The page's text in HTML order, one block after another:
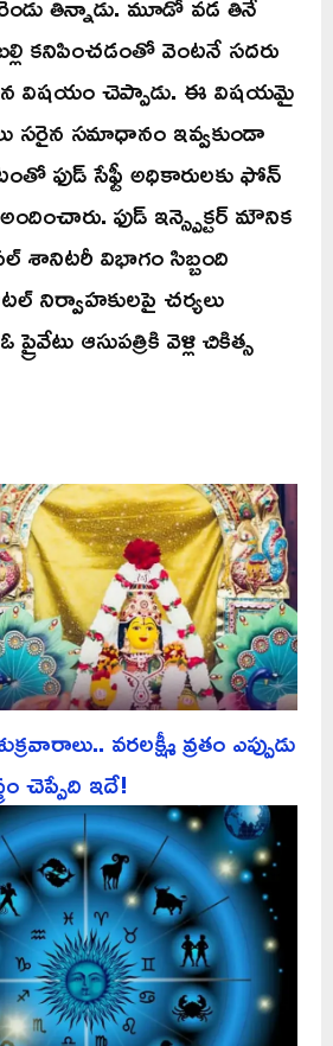
కనిపించడంతో వెంటనే సదరు
విషయం చెప్పాడు. ఈ విషయమై
సరైన సమాధానం ఇవ్వకుండా
ఫుడ్ సేఫ్టీ అధికారులకు ఫోన్
ఫుడ్ ఇన్స్పెక్టర్ మౌనిక
శానిటరీ విభాగం సిబ్బంది
నిర్వాహకులపై చర్యలు
ప్రైవేటు ఆసుపత్రికి వెళ్లి చికిత్స
వరలక్ష్మీ వ్రతం ఎప్పుడు
చెప్పేది ఇదే!